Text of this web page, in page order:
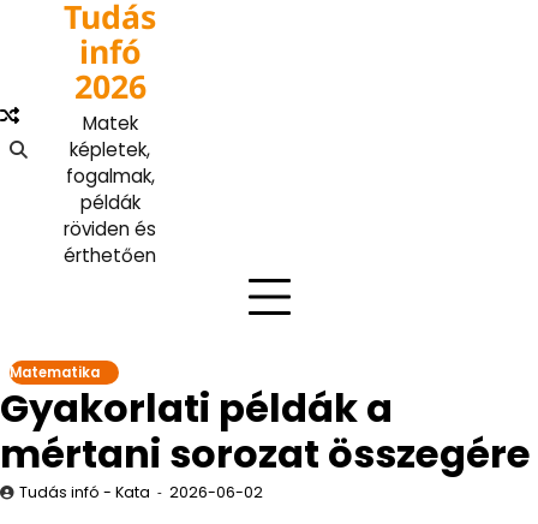
Tudás
infó
2026
Matek
képletek,
fogalmak,
példák
röviden és
érthetően
Matematika
Gyakorlati példák a
mértani sorozat összegére
Tudás infó - Kata 2026-06-02